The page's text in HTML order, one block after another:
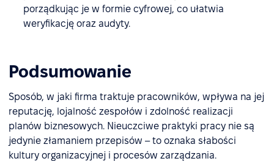
porządkując je w formie cyfrowej, co ułatwia
weryfikację oraz audyty.
Podsumowanie
Sposób, w jaki firma traktuje pracowników, wpływa na jej
reputację, lojalność zespołów i zdolność realizacji
planów biznesowych. Nieuczciwe praktyki pracy nie są
jedynie złamaniem przepisów – to oznaka słabości
kultury organizacyjnej i procesów zarządzania.